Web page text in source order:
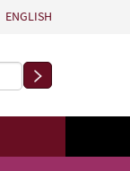
ENGLISH